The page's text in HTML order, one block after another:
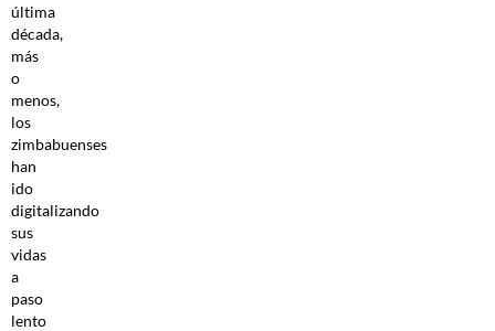
última
década,
más
o
menos,
los
zimbabuenses
han
ido
digitalizando
sus
vidas
a
paso
lento